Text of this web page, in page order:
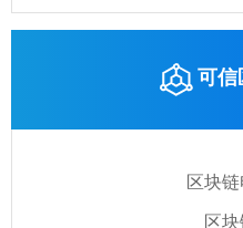
可信
区块
区